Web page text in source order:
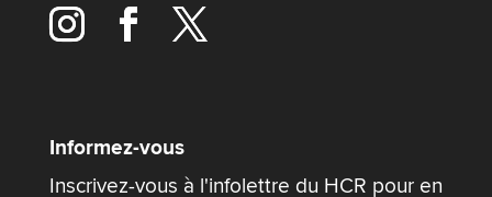
Informez-vous
Inscrivez-vous à l'infolettre du HCR pour en